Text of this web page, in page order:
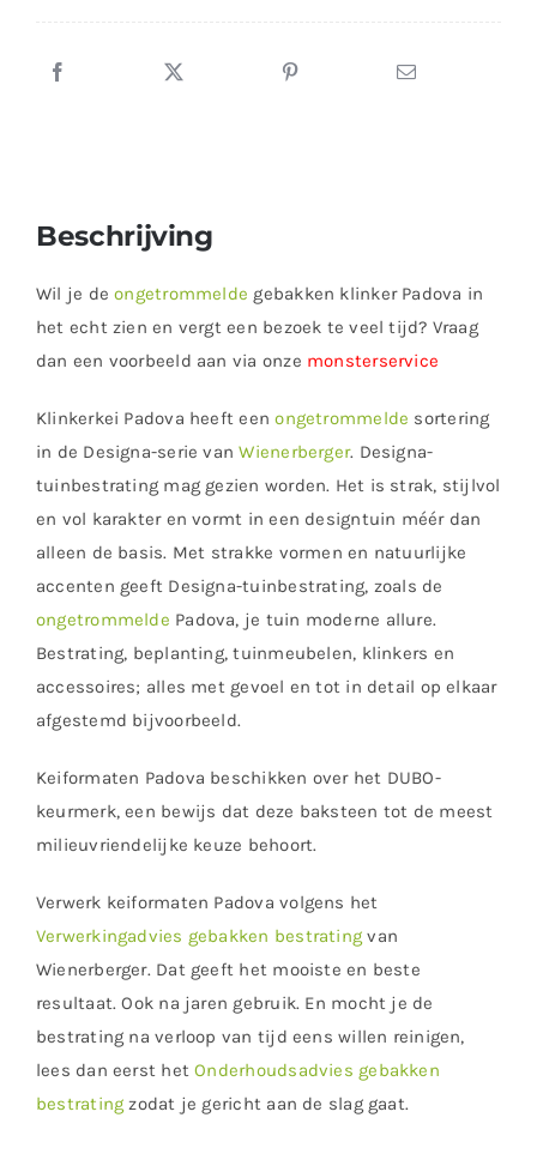
Beschrijving
Wil je deongetrommelde gebakken klinker Padova in
het echt zien en vergt een bezoek te veel tijd? Vraag
dan een voorbeeld aan via onze monsterservice
Klinkerkei Padova heeft eenongetrommelde sortering
in de Designa-serie vanWienerberger. Designa-
tuinbestrating mag gezien worden. Het is strak, stijlvol
en vol karakter en vormt in een designtuin méér dan
alleen de basis. Met strakke vormen en natuurlijke
accenten geeft Designa-tuinbestrating, zoals de
ongetrommelde Padova, je tuin moderne allure.
Bestrating, beplanting, tuinmeubelen, klinkers en
accessoires; alles met gevoel en tot in detail op elkaar
afgestemd bijvoorbeeld.
Keiformaten Padova beschikken over het DUBO-
keurmerk, een bewijs dat deze baksteen tot de meest
milieuvriendelijke keuze behoort.
Verwerk keiformaten Padova volgens het
Verwerkingadvies gebakken bestrating van
Wienerberger. Dat geeft het mooiste en beste
resultaat. Ook na jaren gebruik. En mocht je de
bestrating na verloop van tijd eens willen reinigen,
lees dan eerst hetOnderhoudsadvies gebakken
bestrating zodat je gericht aan de slag gaat.